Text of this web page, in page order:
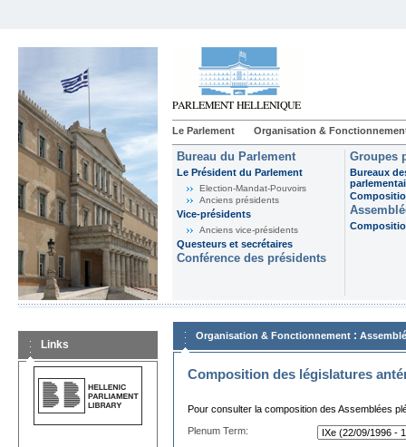
Le Parlement Organisation &
Bureau du Parlement
Le Président du Parlement
Election-Mandat-Pouvoirs
Anciens présidents
Vice-présidents
Anciens vice-présidents
Questeurs et secrétaires
Conférence des présidents
Groupes
Bureaux
Links
Organisation & Fonctionnement :
Composition des législatures
Pour consulter la composition des Assemblées
Plenum Term: